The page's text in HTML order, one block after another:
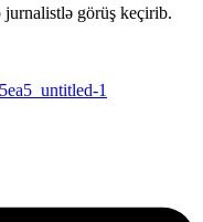
görüş keçirib.